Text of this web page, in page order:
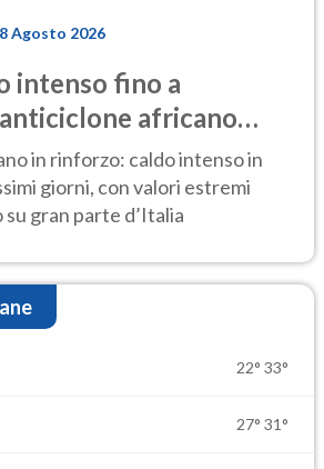
8 Agosto 2026
intenso fino a
africano
in rinforzo: caldo intenso in
giorni, con valori estremi
gran parte d’Italia
22° 33°
27° 31°